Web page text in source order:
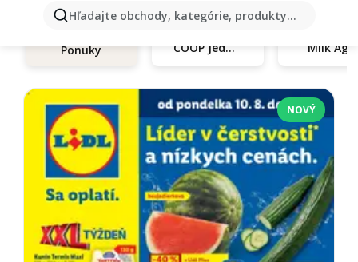
Hľadajte obchody, kategórie, produkty...
Ponuky COOP Jednota Milk
NOVÝ